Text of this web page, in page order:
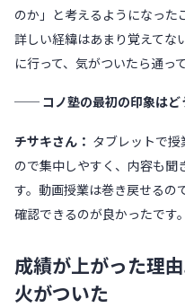
のか」と考えるようになった
詳しい経緯はあまり覚えてな
に行って、気がついたら通っ
── コノ塾の最初の印象はど
チサキさん： タブレットで授
ので集中しやすく、内容も聞
す。動画授業は巻き戻せるの
確認できるのが良かったです。
成績が上がった理
火がついた